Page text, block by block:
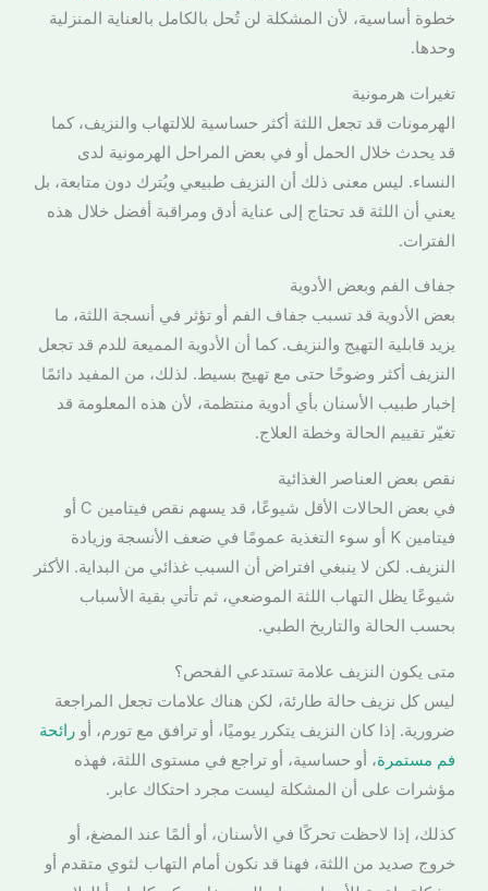
خطوة أساسية، لأن المشكلة لن تُحل بالكامل بالعناية المنزلية
وحدها.
تغيرات هرمونية
الهرمونات قد تجعل اللثة أكثر حساسية للالتهاب والنزيف، كما
قد يحدث خلال الحمل أو في بعض المراحل الهرمونية لدى
النساء. ليس معنى ذلك أن النزيف طبيعي ويُترك دون متابعة، بل
يعني أن اللثة قد تحتاج إلى عناية أدق ومراقبة أفضل خلال هذه
الفترات.
جفاف الفم وبعض الأدوية
بعض الأدوية قد تسبب جفاف الفم أو تؤثر في أنسجة اللثة، ما
يزيد قابلية التهيج والنزيف. كما أن الأدوية المميعة للدم قد تجعل
النزيف أكثر وضوحًا حتى مع تهيج بسيط. لذلك، من المفيد دائمًا
إخبار طبيب الأسنان بأي أدوية منتظمة، لأن هذه المعلومة قد
تغيّر تقييم الحالة وخطة العلاج.
نقص بعض العناصر الغذائية
في بعض الحالات الأقل شيوعًا، قد يسهم نقص فيتامين C أو
فيتامين K أو سوء التغذية عمومًا في ضعف الأنسجة وزيادة
النزيف. لكن لا ينبغي افتراض أن السبب غذائي من البداية. الأكثر
شيوعًا يظل التهاب اللثة الموضعي، ثم تأتي بقية الأسباب
بحسب الحالة والتاريخ الطبي.
متى يكون النزيف علامة تستدعي الفحص؟
ليس كل نزيف حالة طارئة، لكن هناك علامات تجعل المراجعة
ضرورية. إذا كان النزيف يتكرر يوميًا، أو ترافق مع تورم، أو رائحة
فم مستمرة، أو حساسية، أو تراجع في مستوى اللثة، فهذه
مؤشرات على أن المشكلة ليست مجرد احتكاك عابر.
كذلك، إذا لاحظت تحركًا في الأسنان، أو ألمًا عند المضغ، أو
خروج صديد من اللثة، فهنا قد نكون أمام التهاب لثوي متقدم أو